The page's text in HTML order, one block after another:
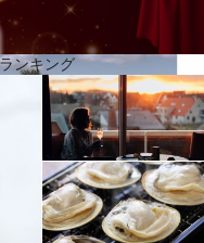
ンキング